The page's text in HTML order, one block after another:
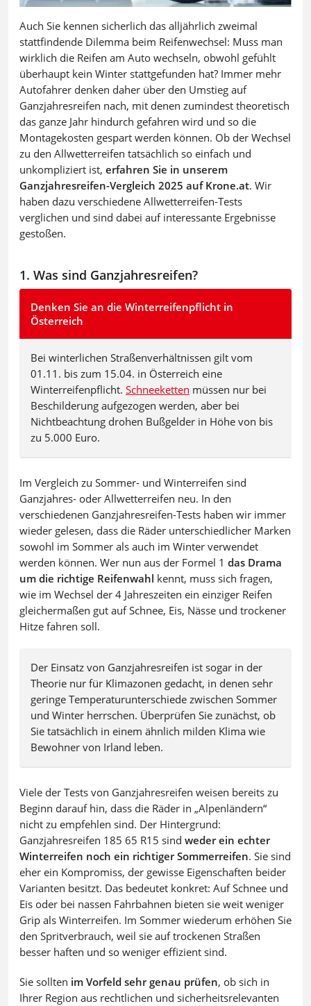
Auch Sie kennen sicherlich das alljährlich zweimal
stattfindende Dilemma beim Reifenwechsel: Muss man
wirklich die Reifen am Auto wechseln, obwohl gefühlt
überhaupt kein Winter stattgefunden hat? Immer mehr
Autofahrer denken daher über den Umstieg auf
Ganzjahresreifen nach, mit denen zumindest theoretisch
das ganze Jahr hindurch gefahren wird und so die
Montagekosten gespart werden können. Ob der Wechsel
zu den Allwetterreifen tatsächlich so einfach und
unkompliziert ist, erfahren Sie in unserem
Ganzjahresreifen-Vergleich 2025 auf Krone.at. Wir
haben dazu verschiedene Allwetterreifen-Tests
verglichen und sind dabei auf interessante Ergebnisse
gestoßen.
1. Was sind Ganzjahresreifen?
Denken Sie an die Winterreifenpflicht in
Österreich
Bei winterlichen Straßenverhältnissen gilt vom
01.11. bis zum 15.04. in Österreich eine
Winterreifenpflicht. Schneeketten müssen nur bei
Beschilderung aufgezogen werden, aber bei
Nichtbeachtung drohen Bußgelder in Höhe von bis
zu 5.000 Euro.
Im Vergleich zu Sommer- und Winterreifen sind
Ganzjahres- oder Allwetterreifen neu. In den
verschiedenen Ganzjahresreifen-Tests haben wir immer
wieder gelesen, dass die Räder unterschiedlicher Marken
sowohl im Sommer als auch im Winter verwendet
werden können. Wer nun aus der Formel 1 das Drama
um die richtige Reifenwahl kennt, muss sich fragen,
wie im Wechsel der 4 Jahreszeiten ein einziger Reifen
gleichermaßen gut auf Schnee, Eis, Nässe und trockener
Hitze fahren soll.
Der Einsatz von Ganzjahresreifen ist sogar in der
Theorie nur für Klimazonen gedacht, in denen sehr
geringe Temperaturunterschiede zwischen Sommer
und Winter herrschen. Überprüfen Sie zunächst, ob
Sie tatsächlich in einem ähnlich milden Klima wie
Bewohner von Irland leben.
Viele der Tests von Ganzjahresreifen weisen bereits zu
Beginn darauf hin, dass die Räder in „Alpenländern“
nicht zu empfehlen sind. Der Hintergrund:
Ganzjahresreifen 185 65 R15 sind weder ein echter
Winterreifen noch ein richtiger Sommerreifen. Sie sind
eher ein Kompromiss, der gewisse Eigenschaften beider
Varianten besitzt. Das bedeutet konkret: Auf Schnee und
Eis oder bei nassen Fahrbahnen bieten sie weit weniger
Grip als Winterreifen. Im Sommer wiederum erhöhen Sie
den Spritverbrauch, weil sie auf trockenen Straßen
besser haften und so weniger effizient sind.
Sie sollten im Vorfeld sehr genau prüfen, ob sich in
Ihrer Region aus rechtlichen und sicherheitsrelevanten